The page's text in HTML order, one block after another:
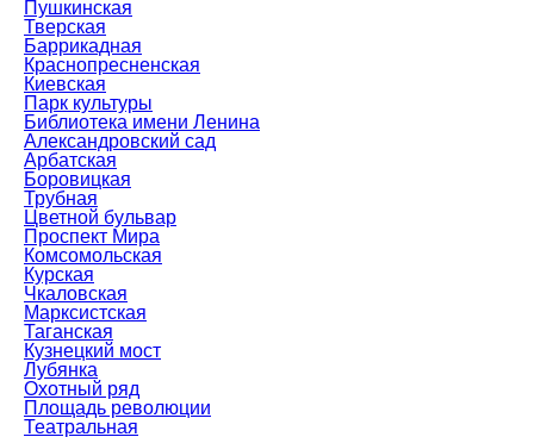
Пушкинская
Тверская
Баррикадная
Краснопресненская
Киевская
Парк культуры
Библиотека имени Ленина
Александровский сад
Арбатская
Боровицкая
Трубная
Цветной бульвар
Проспект Мира
Комсомольская
Курская
Чкаловская
Марксистская
Таганская
Кузнецкий мост
Лубянка
Охотный ряд
Площадь революции
Театральная